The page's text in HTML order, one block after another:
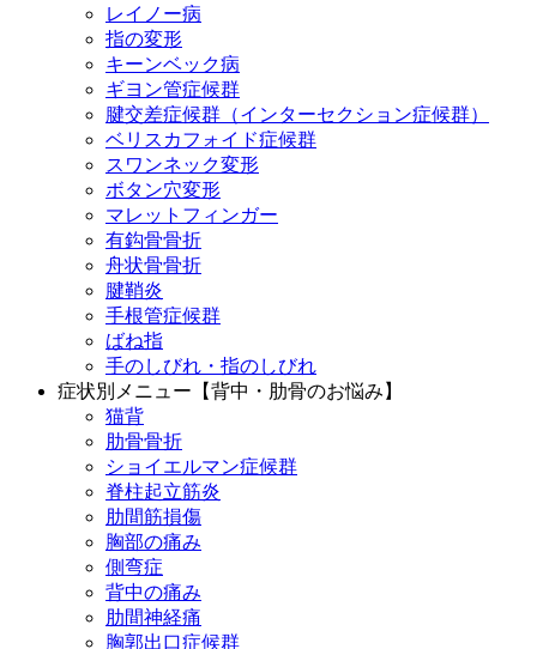
レイノー病
指の変形
キーンベック病
ギヨン管症候群
腱交差症候群（インターセクション症候群）
ベリスカフォイド症候群
スワンネック変形
ボタン穴変形
マレットフィンガー
有鈎骨骨折
舟状骨骨折
腱鞘炎
手根管症候群
ばね指
手のしびれ・指のしびれ
症状別メニュー【背中・肋骨のお悩み】
猫背
肋骨骨折
ショイエルマン症候群
脊柱起立筋炎
肋間筋損傷
胸部の痛み
側弯症
背中の痛み
肋間神経痛
胸郭出口症候群